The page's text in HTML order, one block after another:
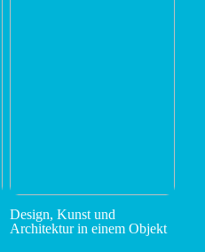
Design, Kunst und
Architektur in einem Objekt